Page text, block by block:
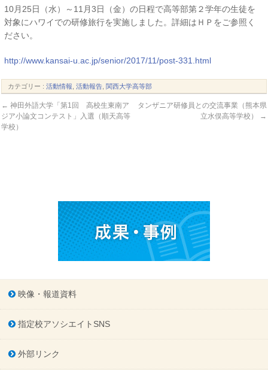
10月25日（水）～11月3日（金）の日程で高等部第２学年の生徒を
対象にハワイでの研修旅行を実施しました。詳細はＨＰをご参照く
ださい。
http://www.kansai-u.ac.jp/senior/2017/11/post-331.html
カテゴリー :活動情報 ,活動報告 ,関西大学高等部
← 神田外語大学「第1回 高校生東南ア
ジア小論文コンテスト」入選（順天高等
学校）
タンザニア研修員との交流事業（熊本県
立水俣高等学校）
→
映像・報道資料
指定校アソシエイトSNS
外部リンク